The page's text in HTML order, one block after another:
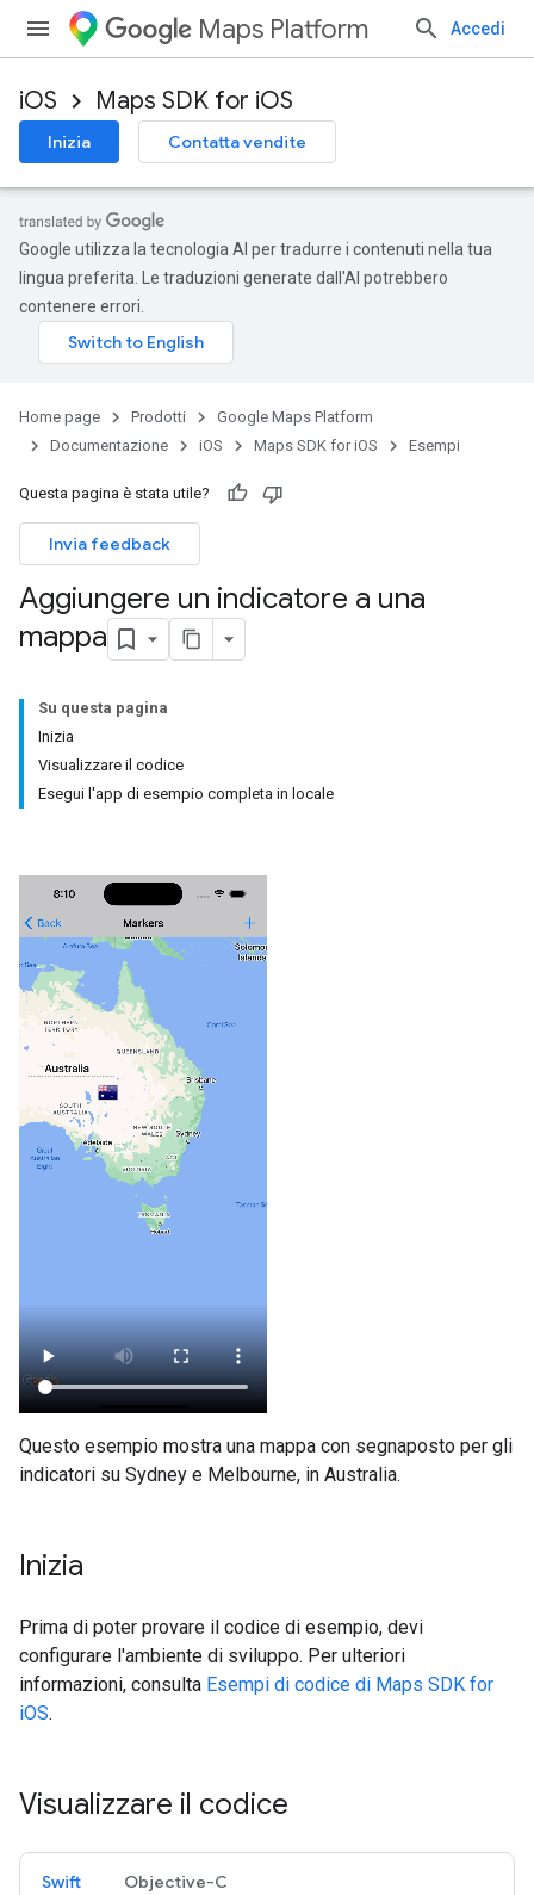
Maps Platform Accedi
iOS Maps SDK for iOS
Inizia Contatta vendite
Google utilizza la tecnologia AI per tradurre i contenuti nella tua
lingua preferita. Le traduzioni generate dall'AI potrebbero
contenere errori.
Home page Prodotti
Google Maps Platform
Documentazione
iOS Maps SDK for iOS Esempi
Questa pagina è stata utile?
Invia feedback
Aggiungere un indicatore a una
mappa
Su questa pagina
Inizia
Visualizzare il codice
Esegui l'app di esempio completa in locale
Questo esempio mostra una mappa con segnaposto per gli
indicatori su Sydney e Melbourne, in Australia.
Inizia
Prima di poter provare il codice di esempio, devi
configurare l'ambiente di sviluppo. Per ulteriori
informazioni, consulta Esempi di codice di Maps SDK for
iOS.
Visualizzare il codice
Swift Objective-C